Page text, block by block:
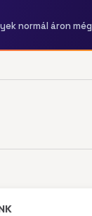
normál áron még